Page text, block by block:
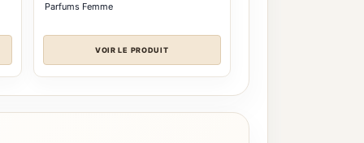
Parfums Femme
VOIR LE PRODUIT